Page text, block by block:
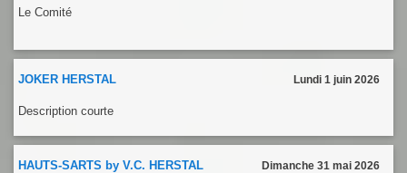
Le Comité
JOKER HERSTAL Lundi 1 juin 2026
Description courte
HAUTS-SARTS by V.C. HERSTAL Dimanche 31 mai 2026